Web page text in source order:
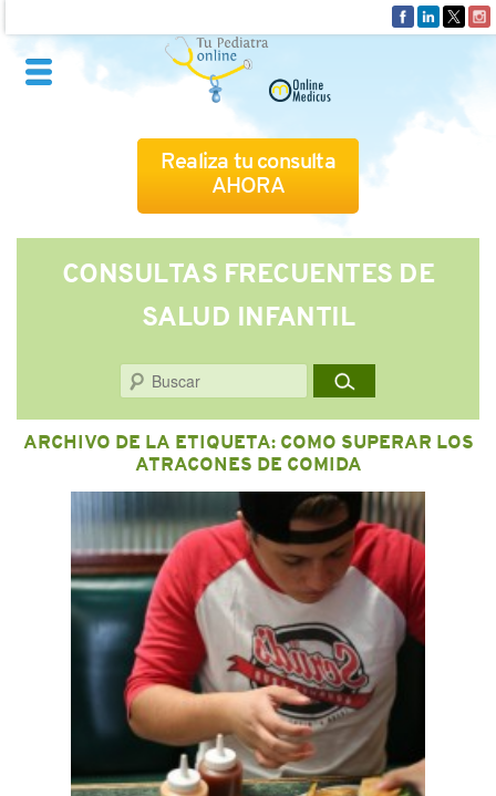
Realiza tu consulta
AHORA
QUIÉNES SOMOS
CÓMO FUNCIONA
CUADRO MÉDICO
CONSULTAS FRECUENTES
CONTACTO
CONSULTAS FRECUENTES DE
SALUD INFANTIL
ARCHIVO DE LA ETIQUETA: COMO SUPERAR LOS
ATRACONES DE COMIDA